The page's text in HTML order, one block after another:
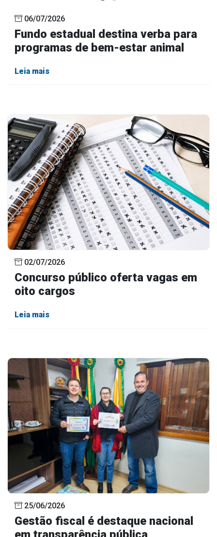
06/07/2026
Fundo estadual destina verba para
programas de bem-estar animal
Leia mais
02/07/2026
Concurso público oferta vagas em
oito cargos
Leia mais
25/06/2026
Gestão fiscal é destaque nacional